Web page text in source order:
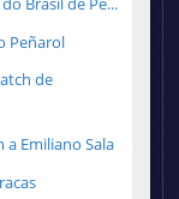
Peñarol
de
Emiliano Sala